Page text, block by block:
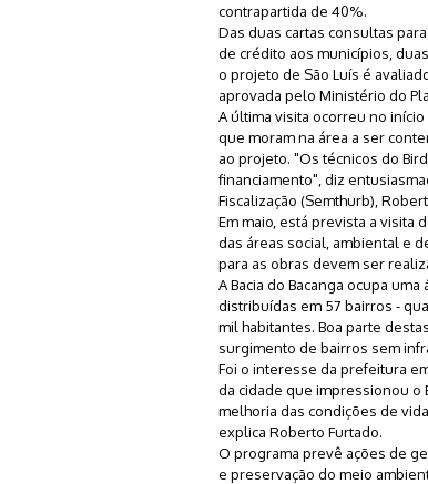
contrapartida de 40%.
Das duas cartas consultas
de crédito aos municípios,
o projeto de São Luís é
aprovada pelo Ministério do
A última visita ocorreu no
que moram na área a ser
ao projeto. "Os técnicos do
financiamento", diz
Fiscalização (Semthurb),
Em maio, está prevista a visita
das áreas social, ambiental e
para as obras devem ser
A Bacia do Bacanga ocupa
distribuídas em 57 bairros -
mil habitantes. Boa parte
surgimento de bairros sem
Foi o interesse da prefeitura
da cidade que impressionou o
melhoria das condições de
explica Roberto Furtado.
O programa prevê ações de
e preservação do meio